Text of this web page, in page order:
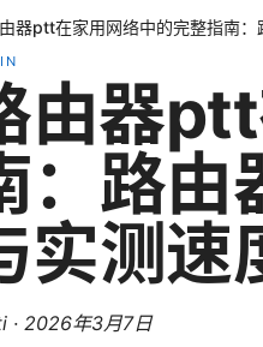
器ptt在家用网络中的完整指南
由器
：路由
实测速
· 2026年3月7日